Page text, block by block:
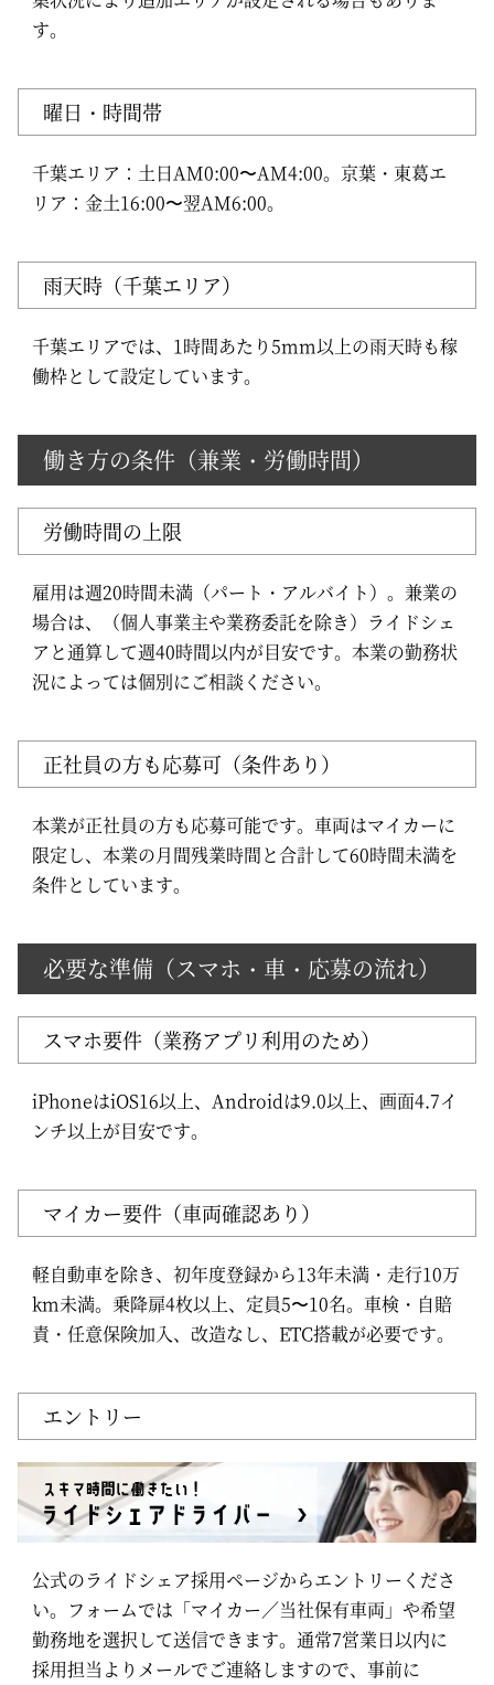
す。
曜日・時間帯
千葉エリア：土日AM0:00〜AM4:00。京葉・東葛エ
リア：金土16:00〜翌AM6:00。
雨天時（千葉エリア）
千葉エリアでは、1時間あたり5mm以上の雨天時も稼
働枠として設定しています。
働き方の条件（兼業・労働時間）
労働時間の上限
雇用は週20時間未満（パート・アルバイト）。兼業の
場合は、（個人事業主や業務委託を除き）ライドシェ
アと通算して週40時間以内が目安です。本業の勤務状
況によっては個別にご相談ください。
正社員の方も応募可（条件あり）
本業が正社員の方も応募可能です。車両はマイカーに
限定し、本業の月間残業時間と合計して60時間未満を
条件としています。
必要な準備（スマホ・車・応募の流れ）
スマホ要件（業務アプリ利用のため）
iPhoneはiOS16以上、Androidは9.0以上、画面4.7イ
ンチ以上が目安です。
マイカー要件（車両確認あり）
軽自動車を除き、初年度登録から13年未満・走行10万
km未満。乗降扉4枚以上、定員5〜10名。車検・自賠
責・任意保険加入、改造なし、ETC搭載が必要です。
エントリー
公式のライドシェア採用ページからエントリーくださ
い。フォームでは「マイカー／当社保有車両」や希望
勤務地を選択して送信できます。通常7営業日以内に
採用担当よりメールでご連絡しますので、事前に